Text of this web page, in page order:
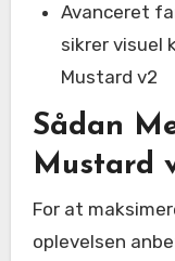
Avanceret
sikrer visuel
Mustard v2
Sådan
Mustard
For at
oplevelsen